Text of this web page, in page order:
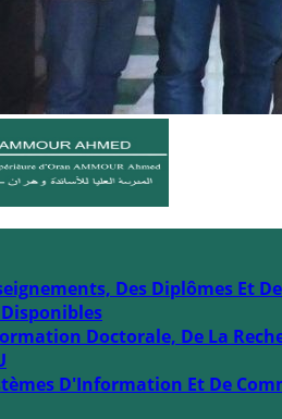
Des Diplômes Et
Doctorale, De La
D'Information Et De